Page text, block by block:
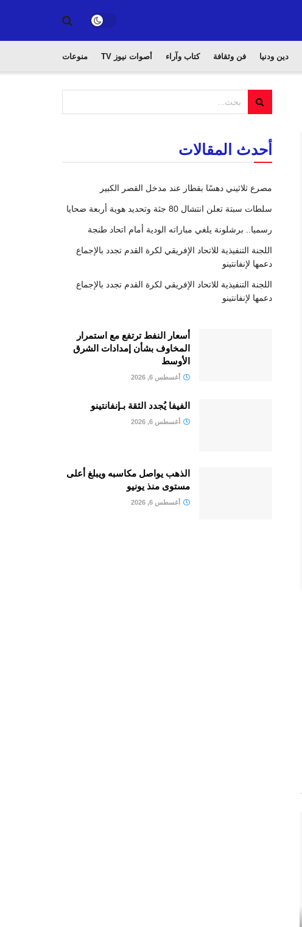
دين ودنيا فن وثقافة كتاب وآراء أصوات نيوز TV منوعات
أحدث المقالات
مصرع ثلاثيني دهسًا بقطار عند مدخل القصر الكبير
سلطات سبتة تعلن انتشال 80 جثة وتحديد هوية أربعة ضحايا
رسميا.. برشلونة يلغي مباراته الودية أمام اتحاد طنجة
اللجنة التنفيذية للاتحاد الإفريقي لكرة القدم تجدد بالإجماع
دعمها لإنفانتينو
اللجنة التنفيذية للاتحاد الإفريقي لكرة القدم تجدد بالإجماع
دعمها لإنفانتينو
أسعار النفط ترتفع مع استمرار
المخاوف بشأن إمدادات الشرق
الأوسط
أغسطس 6, 2026
الفيفا يُجدد الثقة بـإنفانتينو
أغسطس 6, 2026
الذهب يواصل مكاسبه ويبلغ أعلى
مستوى منذ يونيو
أغسطس 6, 2026